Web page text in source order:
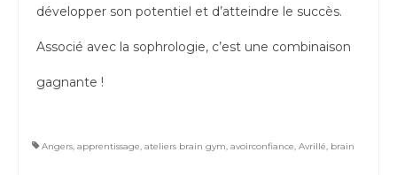
développer son potentiel et d’atteindre le succès.
Associé avec la sophrologie, c’est une combinaison
gagnante !
Angers, apprentissage, ateliers brain gym, avoirconfiance, Avrillé, brain